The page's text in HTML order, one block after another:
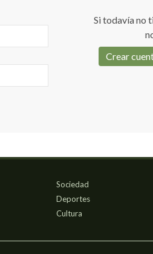
Si todavía no
Crear
Sociedad
Deportes
Cultura